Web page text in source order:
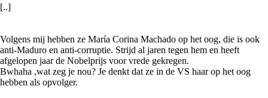
[..]
Volgens mij hebben ze María Corina Machado op het oog, die is ook
anti-Maduro en anti-corruptie. Strijd al jaren tegen hem en heeft
afgelopen jaar de Nobelprijs voor vrede gekregen.
Bwhaha ,wat zeg je nou? Je denkt dat ze in de VS haar op het oog
hebben als opvolger.